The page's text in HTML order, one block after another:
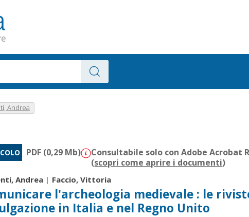
Andrea
PDF (0,29 Mb)
Consultabile solo con Adobe
(scopri come aprire i documenti)
Andrea | Faccio, Vittoria
l'archeologia medievale : le
in Italia e nel Regno Unito